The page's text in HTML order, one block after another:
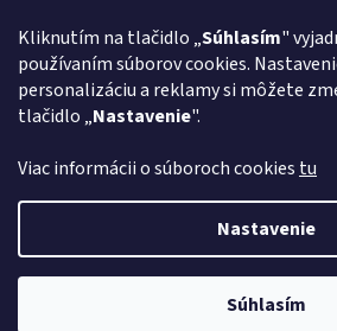
Kliknutím na tlačidlo „Súhlasím"
používaním súborov cookies.
personalizáciu a reklamy si môžete
tlačidlo „Nastavenie".
Viac informácii o súboroch cookies tu
Nastavenie
Súhlasím
Prijímame online platby
Copyright 2026Euroshopy. Všetky
nastavenie cookies